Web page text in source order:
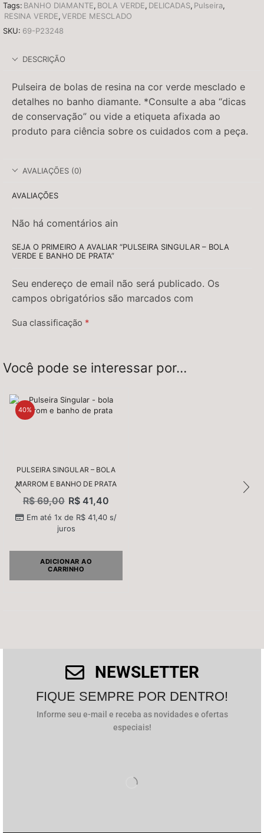
Tags: BANHO DIAMANTE, BOLA VERDE, DELICADAS, Pulseira,
RESINA VERDE,VERDE MESCLADO
SKU: 69-P23248
DESCRIÇÃO
Pulseira de bolas de resina na cor verde mesclado e
detalhes no banho diamante. *Consulte a aba “dicas
de conservação” ou vide a etiqueta afixada ao
produto para ciência sobre os cuidados com a peça.
AVALIAÇÕES (0)
AVALIAÇÕES
Não há comentários ain
SEJA O PRIMEIRO A AVALIAR “PULSEIRA SINGULAR – BOLA
VERDE E BANHO DE PRATA”
Seu endereço de email não será publicado. Os
campos obrigatórios são marcados com
Sua classificação *
Nome*
E-mail*
Você pode se interessar por…
40%
PULSEIRA SINGULAR – BOLA
MARROM E BANHO DE PRATA
R$69,00 R$ 41,40
Em até 1x de R$41,40s/
juros
ADICIONAR AO
CARRINHO
NEWSLETTER
FIQUE SEMPRE POR DENTRO!
Informe seu e-mail e receba as novidades e ofertas
especiais!